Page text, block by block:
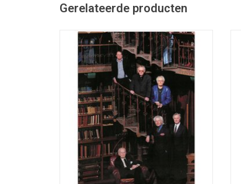
Gerelateerde producten
De Bezige Bij 2004 Puzzel in ongeopende
verpakking. Plus de originele plastic
draagtas.
TOEVOEGEN AAN WINKELWAGEN